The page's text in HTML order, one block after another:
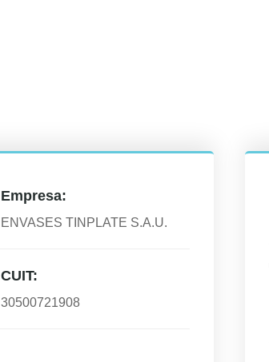
Empresa:
ENVASES TINPLATE S.A.U.
CUIT:
30500721908